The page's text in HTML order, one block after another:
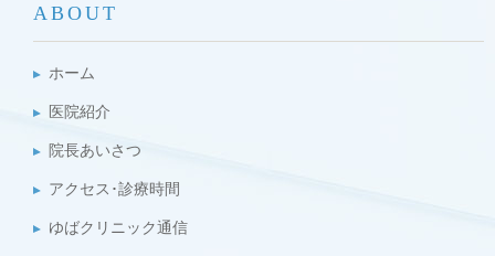
ABOUT
ホーム
医院紹介
院長あいさつ
アクセス･診療時間
ゆばクリニック通信